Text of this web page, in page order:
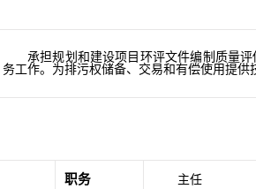
承担规划和建设项目环评文件编制质量
务工作。为排污权储备、交易和有偿使用提
职务 主任